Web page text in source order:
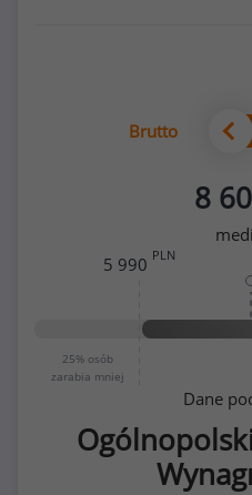
Brutto
8
25% osób
zarabia mniej
5 990 PLN
Dane